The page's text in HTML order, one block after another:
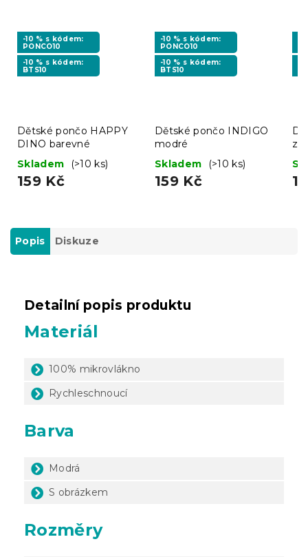
-10 % s kódem:
PONCO10
-10 % s kódem:
BTS10
Dětské pončo HAPPY
DINO barevné
Skladem
(>10 ks)
159 Kč
-10 % s kódem:
PONCO10
-10 % s kódem:
BTS10
Dětské pončo INDIGO
modré
Skladem
(>10 ks)
159 Kč
Popis Diskuze
Detailní popis produktu
Materiál
100% mikrovlákno
Rychleschnoucí
Barva
Modrá
S obrázkem
Rozměry